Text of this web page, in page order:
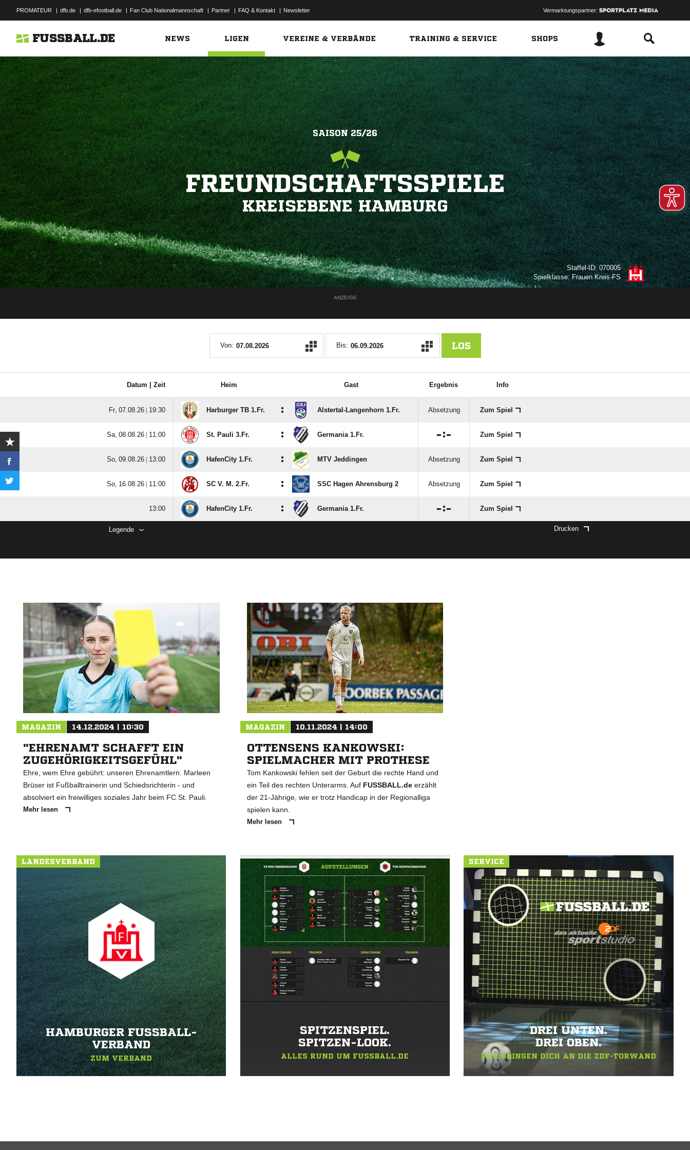
PROMATEUR | dfb.de | dfb-efootball.de | Fan Club Nationalmannschaft | Partner | FAQ & Kontakt | Newsletter Vermarktungspartner:
FUSSBALL.DE NEWS LIGEN VEREINE & VERBÄNDE TRAINING & SERVICE SHOPS
SAISON 25/26
FREUNDSCHAFTSSPIELE
KREISEBENE HAMBURG
Staffel-ID: 070005
Spielklasse: Frauen Kreis-FS
ANZEIGE
Von: Bis: LOS
Datum | Zeit Heim Gast Ergebnis Info
  |  Harburger TB 1.Fr. : Alstertal-Langenhorn 1.Fr. Absetzung Zum Spiel
  |  St. Pauli 3.Fr. : Germania 1.Fr. : Zum Spiel
  |  HafenCity 1.Fr. : MTV Jeddingen Absetzung Zum Spiel
  |  SC V. M. 2.Fr. : SSC Hagen Ahrensburg 2 Absetzung Zum Spiel
 HafenCity 1.Fr. : Germania 1.Fr. : Zum Spiel
Legende Drucken
MAGAZIN 14.12.2024 | 10:30
"EHRENAMT SCHAFFT EIN
ZUGEHÖRIGKEITSGEFÜHL"
Ehre, wem Ehre gebührt: unseren Ehrenamtlern. Marleen
Brüser ist Fußballtrainerin und Schiedsrichterin - und
absolviert ein freiwilliges soziales Jahr beim FC St. Pauli.
Mehr lesen
MAGAZIN 10.11.2024 | 14:00
OTTENSENS KANKOWSKI:
SPIELMACHER MIT PROTHESE
Tom Kankowski fehlen seit der Geburt die rechte Hand und
ein Teil des rechten Unterarms. Auf FUSSBALL.deerzählt
der 21-Jährige, wie er trotz Handicap in der Regionalliga
spielen kann.
Mehr lesen
LANDESVERBAND
HAMBURGER FUSSBALL-V
ERBAND
ZUM VERBAND
SPITZENSPIEL.
SPITZEN-LOOK.
ALLES RUND UM FUSSBALL.DE
SERVICE
DREI UNTEN.
DREI OBEN.
WIR BRINGEN DICH AN DIE ZDF-TORWAND